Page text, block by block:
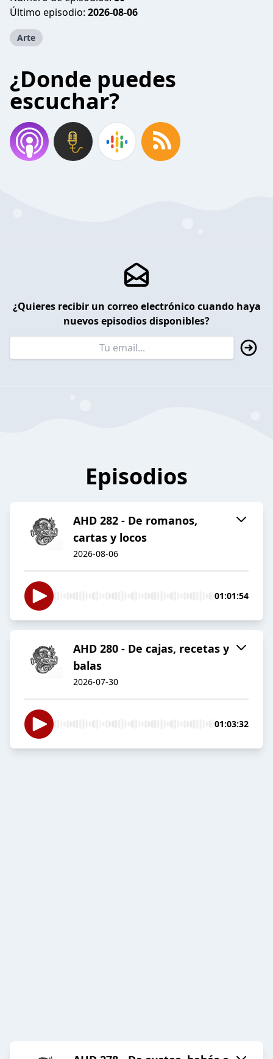
Último episodio: 2026-08-06
Arte
¿Donde puedes
escuchar?
¿Quieres recibir un correo electrónico cuando haya
nuevos episodios disponibles?
Episodios
AHD 282 - De romanos,
cartas y locos
2026-08-06
01:01:54
AHD 280 - De cajas, recetas y
balas
2026-07-30
01:03:32